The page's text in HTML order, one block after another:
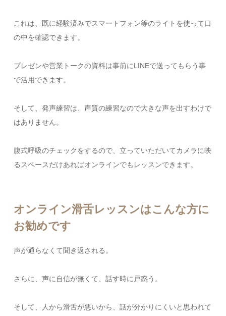
これは、既に経験済みでスマートフォン等のライトを使って口
の中を確認できます。
プレゼンや営業トークの資料は事前にLINEで送ってもらう事
で活用できます。
そして、発声練習は、声質の練習なので大きな声を出すわけで
はありません。
腹式呼吸のチェックをするので、立っていただいてカメラに映
るスペースだけあればオンラインでもレッスンできます。
オンライン滑舌レッスンはこんな方に
お勧めです
声が通らなくて聞き返される。
さらに、声に自信が無くて、話す時に戸惑う。
そして、人から滑舌が悪いから、話が分かりにくいと思われて